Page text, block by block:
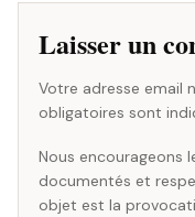
Laisser un
Votre adresse email
obligatoires sont
Nous encourageons
documentés et
objet est la